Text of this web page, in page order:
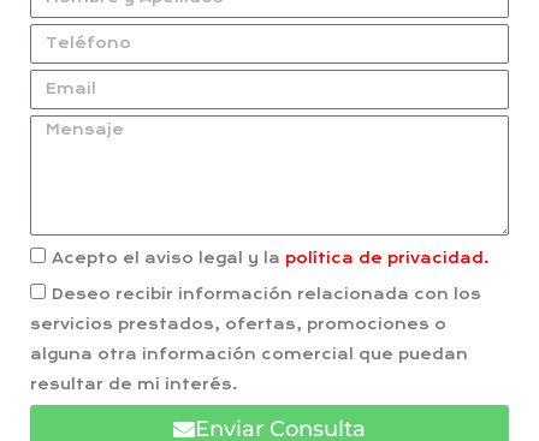
Acepto el aviso legal y la política de privacidad.
Deseo recibir información relacionada con los
servicios prestados, ofertas, promociones o
alguna otra información comercial que puedan
resultar de mi interés.
Enviar Consulta